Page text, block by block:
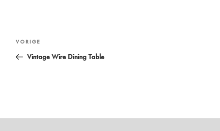
Bericht
navigatie
Vorig
bericht
VORIGE
Vintage Wire Dining Table